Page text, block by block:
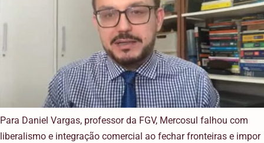
Para Daniel Vargas, professor da FGV, Mercosul falhou com
liberalismo e integração comercial ao fechar fronteiras e impor